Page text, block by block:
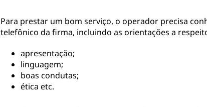
Para prestar um bom serviço, o operador precisa
telefônico da firma, incluindo as orientações a
apresentação;
linguagem;
boas condutas;
ética etc.